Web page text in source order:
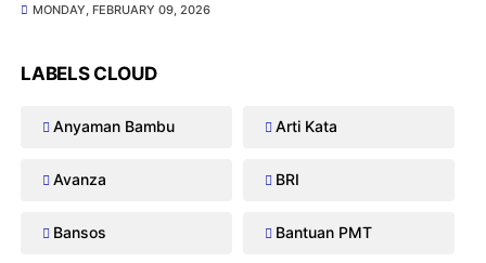
MONDAY, FEBRUARY 09, 2026
LABELS CLOUD
Anyaman Bambu Arti Kata
Avanza BRI
Bansos Bantuan PMT